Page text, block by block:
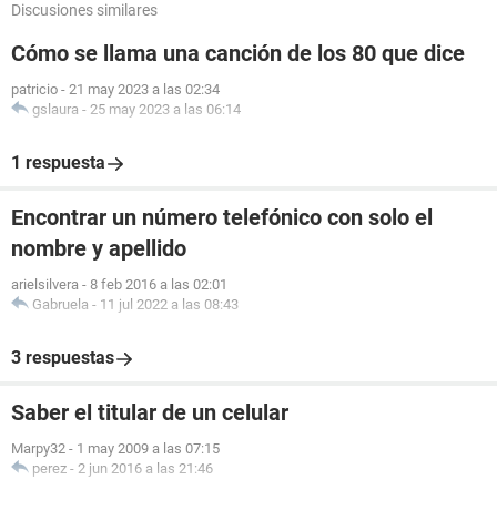
Discusiones similares
Cómo se llama una canción de los 80 que dice
patricio - 21 may 2023 a las 02:34
gslaura - 25 may 2023 a las 06:14
1 respuesta
Encontrar un número telefónico con solo el
nombre y apellido
arielsilvera - 8 feb 2016 a las 02:01
Gabruela - 11 jul 2022 a las 08:43
3 respuestas
Saber el titular de un celular
Marpy32 - 1 may 2009 a las 07:15
perez - 2 jun 2016 a las 21:46